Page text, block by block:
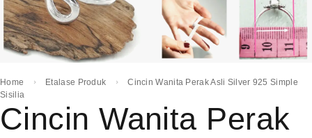
Home Etalase Produk
Cincin Wanita Perak Asli Silver 925 Simple
Sisilia
Cincin Wanita Perak